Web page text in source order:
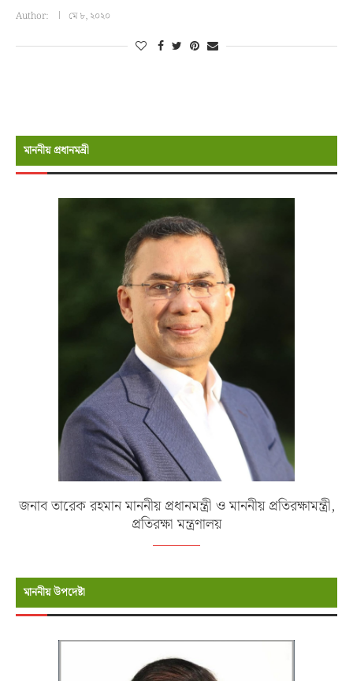
Author: মে ৮, ২০২০
মাননীয় প্রধানমন্রী
জনাব তারেক রহমান মাননীয় প্রধানমন্ত্রী ও মাননীয় প্রতিরক্ষামন্ত্রী,
প্রতিরক্ষা মন্ত্রণালয়
মাননীয় উপদেষ্টা